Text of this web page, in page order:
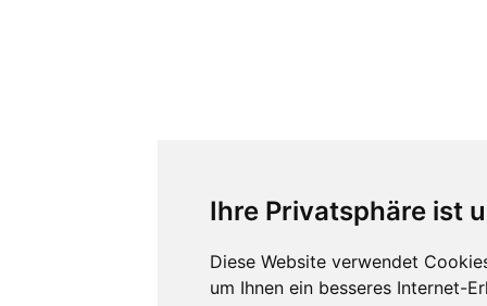
Ihre Privatsphäre ist
Diese Website verwendet
um Ihnen ein besseres Internet-